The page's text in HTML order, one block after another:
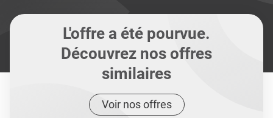
L'offre a été pourvue.
Découvrez nos offres
similaires
Voir nos offres